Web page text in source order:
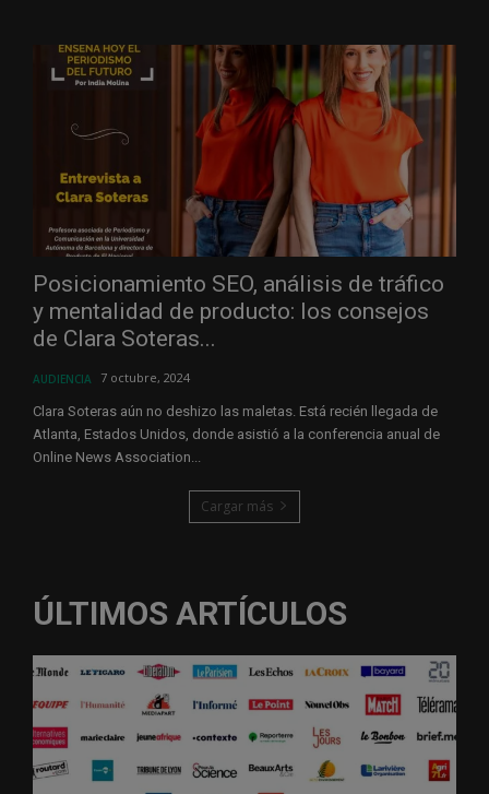
Posicionamiento SEO, análisis de tráfico
y mentalidad de producto: los consejos
de Clara Soteras...
AUDIENCIA 7 octubre, 2024
Clara Soteras aún no deshizo las maletas. Está recién llegada de
Atlanta, Estados Unidos, donde asistió a la conferencia anual de
Online News Association...
Cargar más
ÚLTIMOS ARTÍCULOS